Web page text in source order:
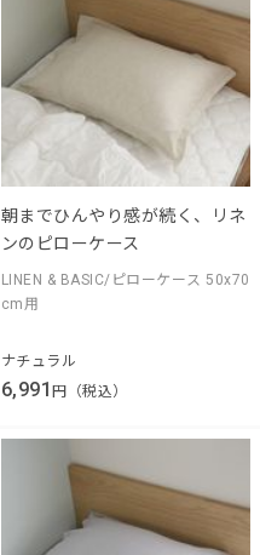
朝までひんやり感が続く、リネ
ンのピローケース
LINEN & BASIC/ピローケース 50x70
cm用
ナチュラル
6,991 円（税込）